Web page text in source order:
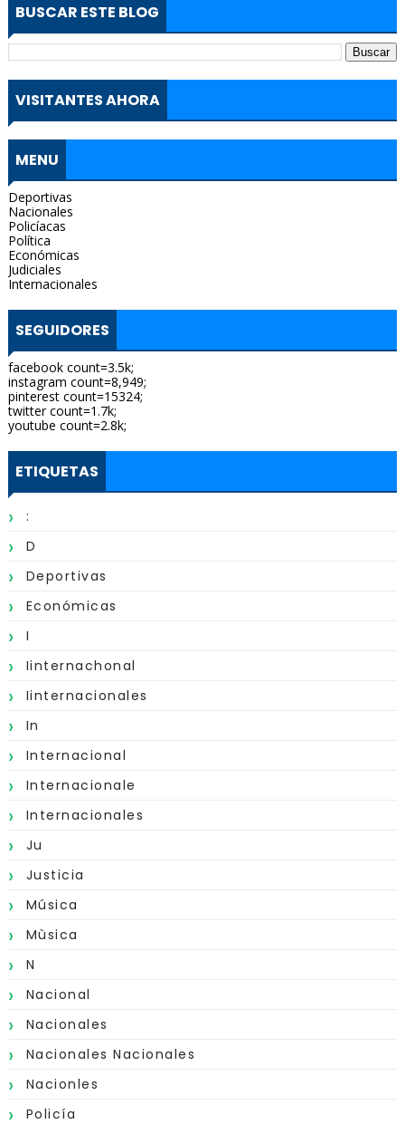
BUSCAR ESTE BLOG
VISITANTES AHORA
MENU
Deportivas
Nacionales
Policíacas
Política
Económicas
Judiciales
Internacionales
SEGUIDORES
facebook count=3.5k;
instagram count=8,949;
pinterest count=15324;
twitter count=1.7k;
youtube count=2.8k;
ETIQUETAS
:
D
Deportivas
Económicas
I
Iinternachonal
Iinternacionales
In
Internacional
Internacionale
Internacionales
Ju
Justicia
Música
Mùsica
N
Nacional
Nacionales
Nacionales Nacionales
Nacionles
Policía